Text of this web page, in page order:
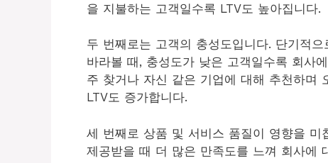
을 지불하는 고객일수록 LTV도 높아집니다.
두 번째로는 고객의 충성도입니다. 단기적
바라볼 때, 충성도가 낮은 고객일수록 회사
주 찾거나 자신 같은 기업에 대해 추천하며
LTV도 증가합니다.
세 번째로 상품 및 서비스 품질이 영향을 미
제공받을 때 더 많은 만족도를 느껴 회사에